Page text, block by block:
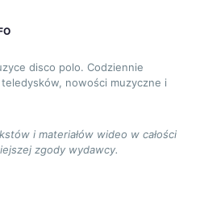
disco polo. Codziennie
nowości muzyczne i
i materiałów wideo w całości
zgody wydawcy.